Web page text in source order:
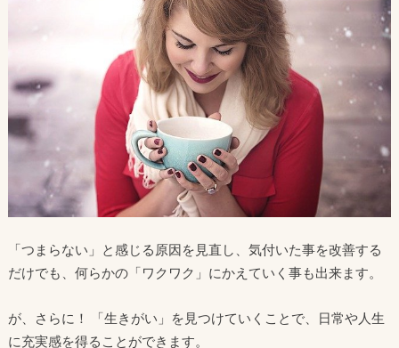
「つまらない」と感じる原因を見直し、気付いた事を改善する
だけでも、何らかの「ワクワク」にかえていく事も出来ます。
が、さらに！ 「生きがい」を見つけていくことで、日常や人生
に充実感を得ることができます。